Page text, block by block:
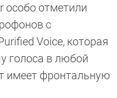
особо отметили
с
Voice, которая
голоса в любой
имеет фронтальную